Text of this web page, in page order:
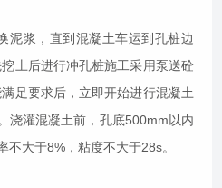
泥浆，直到混凝土车运到孔桩边
土后进行冲孔桩施工采用泵送砼
足要求后，立即开始进行混凝土
浇灌混凝土前，孔底500mm以内
大于8%，粘度不大于28s。